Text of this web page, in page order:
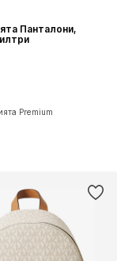
Панталони,
Premium